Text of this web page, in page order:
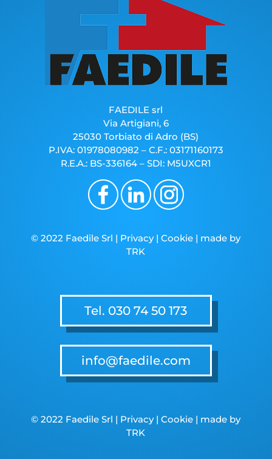
FAEDILE srl
Via Artigiani, 6
25030 Torbiato di Adro (BS)
P.IVA: 01978080982 – C.F.: 03171160173
R.E.A.: BS-336164 – SDI: M5UXCR1
© 2022 Faedile Srl | Privacy|Cookie | made by
TRK
Tel. 030 74 50 173
info@faedile.com
© 2022 Faedile Srl | Privacy|Cookie | made by
TRK